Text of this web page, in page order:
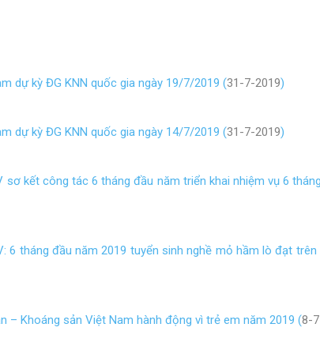
dự kỳ ĐG KNN quốc gia ngày 19/7/2019 (31-7-2019)
dự kỳ ĐG KNN quốc gia ngày 14/7/2019 (31-7-2019)
sơ kết công tác 6 tháng đầu năm triển khai nhiệm vụ 6
6 tháng đầu năm 2019 tuyển sinh nghề mỏ hầm lò đạt
– Khoáng sản Việt Nam hành động vì trẻ em năm 2019 (8-